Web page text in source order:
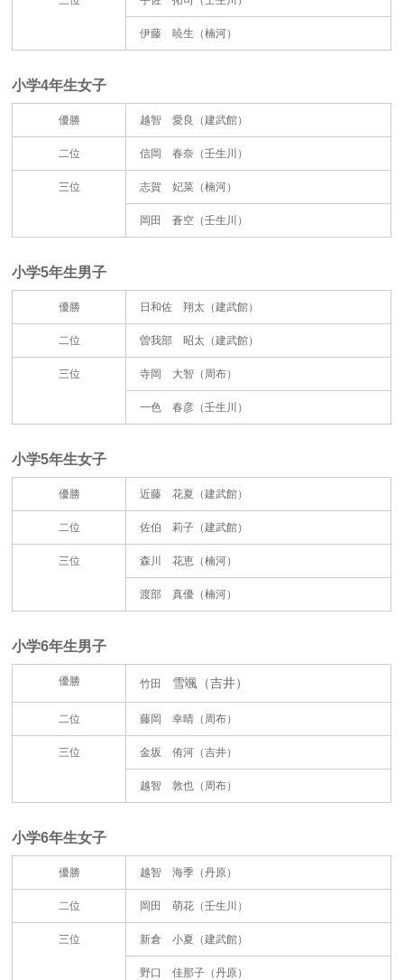
伊藤 暁生（楠河）
小学4年生女子
優勝 越智 愛良（建武館）
二位 信岡 春奈（壬生川）
三位 志賀 妃菜（楠河）
岡田 蒼空（壬生川）
小学5年生男子
優勝 日和佐 翔太（建武館）
二位 曽我部 昭太（建武館）
三位 寺岡 大智（周布）
一色 春彦（壬生川）
小学5年生女子
優勝 近藤 花夏（建武館）
二位 佐伯 莉子（建武館）
三位 森川 花恵（楠河）
渡部 真優（楠河）
小学6年生男子
優勝 竹田 雪颯（吉井）
二位 藤岡 幸晴（周布）
三位 金坂 侑河（吉井）
越智 敦也（周布）
小学6年生女子
優勝 越智 海季（丹原）
二位 岡田 萌花（壬生川）
三位 新倉 小夏（建武館）
野口 佳那子（丹原）